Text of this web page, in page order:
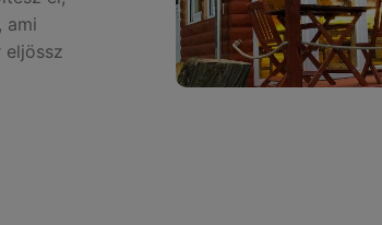
ami